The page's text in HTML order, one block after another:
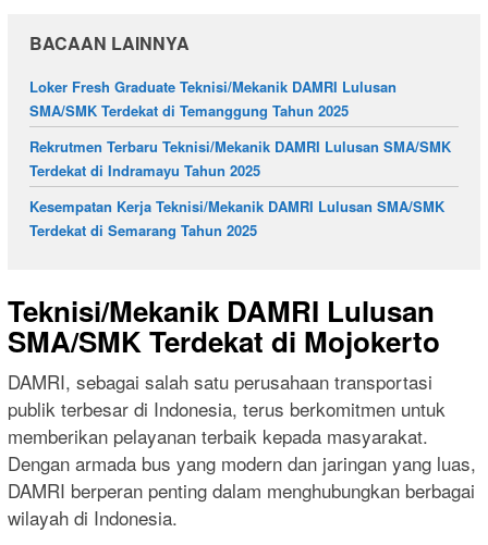
BACAAN LAINNYA
Loker Fresh Graduate Teknisi/Mekanik DAMRI Lulusan
SMA/SMK Terdekat di Temanggung Tahun 2025
Rekrutmen Terbaru Teknisi/Mekanik DAMRI Lulusan SMA/SMK
Terdekat di Indramayu Tahun 2025
Kesempatan Kerja Teknisi/Mekanik DAMRI Lulusan SMA/SMK
Terdekat di Semarang Tahun 2025
Teknisi/Mekanik DAMRI Lulusan
SMA/SMK Terdekat di Mojokerto
DAMRI, sebagai salah satu perusahaan transportasi
publik terbesar di Indonesia, terus berkomitmen untuk
memberikan pelayanan terbaik kepada masyarakat.
Dengan armada bus yang modern dan jaringan yang luas,
DAMRI berperan penting dalam menghubungkan berbagai
wilayah di Indonesia.